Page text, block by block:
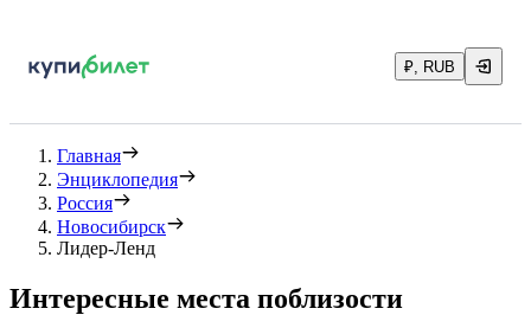
₽, RUB
Главная
Энциклопедия
Россия
Новосибирск
Лидер-Ленд
Интересные места поблизости